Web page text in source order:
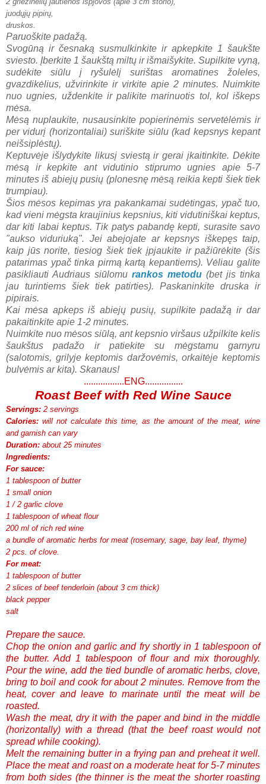
juodųjų pipirų,
druskos.
Paruoškite padažą.
Svogūną ir česnaką susmulkinkite ir apkepkite 1 šaukšte
sviesto. Įberkite 1 šaukštą miltų ir išmaišykite. Supilkite vyną,
sudėkite siūlu į ryšulėlį surištas aromatines žoleles,
gvazdikėlius, užvirinkite ir virkite apie 2 minutes. Nuimkite
nuo ugnies, uždenkite ir palikite marinuotis tol, kol iškeps
mėsa.
Mėsą nuplaukite, nusausinkite popierinėmis servetėlėmis ir
per vidurį (horizontaliai) suriškite siūlu (kad kepsnys kepant
neišsiplėstų).
Keptuvėje išlydykite likusį sviestą ir gerai įkaitinkite. Dėkite
mėsą ir kepkite ant vidutinio stiprumo ugnies apie 5-7
minutes iš abiejų pusių (plonesnę mėsą reikia kepti šiek tiek
trumpiau).
Šios mėsos kepimas yra pakankamai sudėtingas, ypač tuo,
kad vieni mėgsta kraujinius kepsnius, kiti vidutiniškai keptus,
dar kiti labai keptus. Tik patys pabandę kepti, surasite savo
"aukso viduriuką". Jei abejojate ar kepsnys iškepęs taip,
kaip jūs norite, tiesiog šiek tiek įpjaukite ir pažiūrėkite (šis
patarimas ypač tinka pirmą kartą kepantiems). Vėliau galite
pasikliauti Audriaus siūlomu rankos metodu (bet jis tinka
jau turintiems šiek tiek patirties). Paskaninkite druska ir
pipirais.
Kai mėsa apkeps iš abiejų pusių, supilkite padažą ir dar
pakaitinkite apie 1-2 minutes.
Nuimkite nuo mėsos siūlą, ant kepsnio viršaus užpilkite kelis
šaukštus padažo ir patiekite su mėgstamu garnyru
(salotomis, grilyje keptomis daržovėmis, orkaitėje keptomis
bulvėmis ar kita). Skanaus!
.................ENG................
Roast Beef with Red Wine Sauce
Servings: 2 servings
Calories: will not calculate this time, as the amount of the meat, wine
and garnish can vary
Duration: about 25 minutes
Ingredients:
For sauce:
1 tablespoon of butter
1 small onion
1 / 2 garlic clove
1 tablespoon of wheat flour
200 ml of rich red wine
a bundle of aromatic herbs for meat (rosemary, sage, bay leaf, thyme)
2 pcs. of clove.
For meat:
1 tablespoon of butter
2 slices of beef tenderloin (about 3 cm thick)
black pepper
salt
Prepare the sauce.
Chop the onion and garlic and fry shortly in 1 tablespoon of
the butter. Add 1 tablespoon of flour and mix thoroughly.
Pour the wine, add the tied bundle of aromatic herbs, clove,
bring to boil and cook for about 2 minutes. Remove from the
heat, cover and leave to marinate until the meat will be
roasted.
Wash the meat, dry it with the paper and bind in the middle
(horizontally) with a thread (that the beef roast would not
spread while cooking).
Melt the remaining butter in a frying pan and preheat it well.
Place the meat and roast on a moderate heat for 5-7 minutes
from both sides (the thinner is the meat the shorter roasting